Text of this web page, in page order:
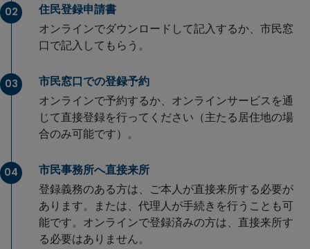
02
住民登録申請書
オンラインでダウンロードして記入するか、市民窓
口で記入してもらう。
03
市民窓口での登録予約
オンラインで予約するか、オンラインサービスを通
じて直接登録を行ってください（主たる居住地の場
合のみ可能です）。
04
市民事務所へ直接来所
登録義務のある方は、ご本人が直接来所する必要が
あります。または、代理人が手続きを行うことも可
能です。オンラインで登録済みの方は、直接来所す
る必要はありません。